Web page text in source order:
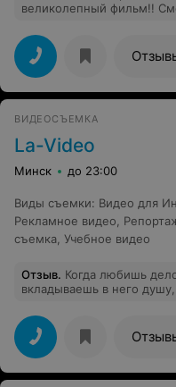
великолепный фильм!!
насколько помню)!
можем не только
Замечательный День!)
сработались=) Самый
дальнейшего
ВИДЕОСЪЕМКА
La-Video
Минск до 23:00
Виды съемки: Видео для
Рекламное видео
съемка Учебное видео
Отзыв. Когда любишь
вкладываешь в него
сказать о LA-VIDEO!
современное, красивое,
видео, которое хочется
работе-прекрасные и
съемки проходил легко